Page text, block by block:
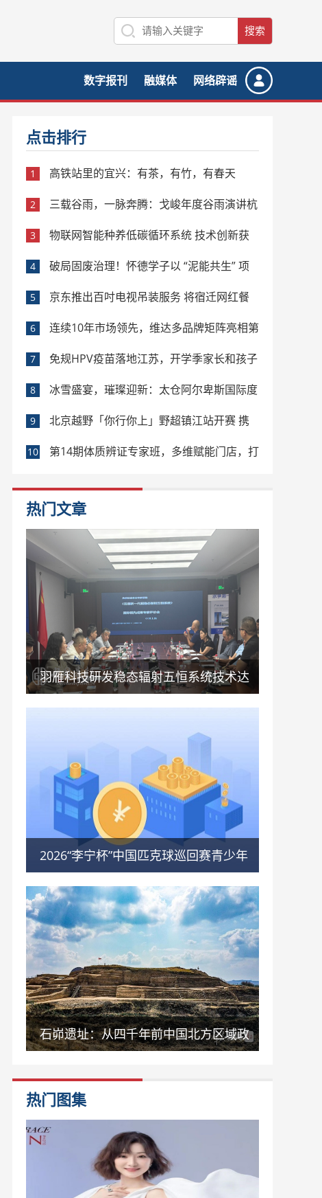
数字报刊 融媒体 网络辟谣
点击排行
1 高铁站里的宜兴：有茶，有竹，有春天
2 三载谷雨，一脉奔腾：戈峻年度谷雨演讲杭
州开讲，已成民企转型思想IP
3 物联网智能种养低碳循环系统 技术创新获
行业高度认可——智慧农业新突破 打造稻渔共生
绿色样板
4 破局固废治理！怀德学子以 “泥能共生” 项
目书写环保科创答卷
5 京东推出百吋电视吊装服务 将宿迁网红餐
厅打造成苏超“第二现场”
6 连续10年市场领先，维达多品牌矩阵亮相第
33届生活用纸展
7 免规HPV疫苗落地江苏，开学季家长和孩子
可按需选择多种疫苗
8 冰雪盛宴，璀璨迎新：太仓阿尔卑斯国际度
假区邀您共度冰雪中国年
9 北京越野「你行你上」野超镇江站开赛 携
手江苏车主肆意开野
10 第14期体质辨证专家班，多维赋能门店，打
热门文章
羽雁科技研发稳态辐射五恒系统技术达
行业领先，开启标准化新时代
2026“李宁杯”中国匹克球巡回赛青少年
赛-河南鹤壁站圆满落幕
石峁遗址：从四千年前中国北方区域政
热门图集